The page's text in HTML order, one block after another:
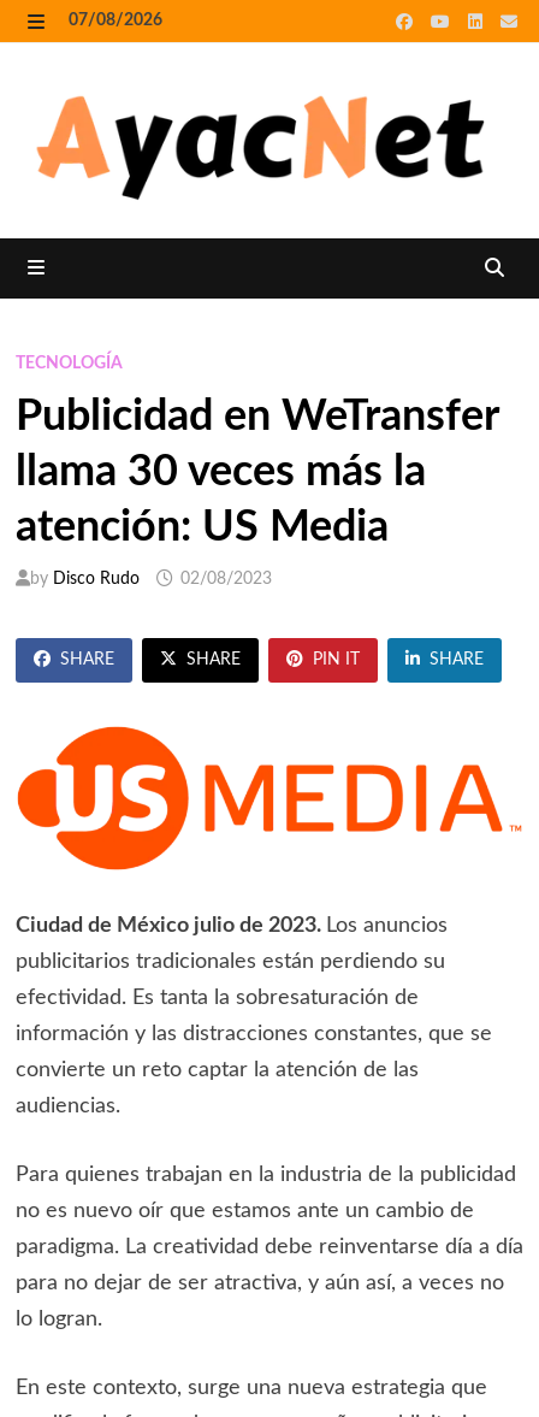
Skip
to
07/08/2026
TECNOLOGÍA
Publicidad en WeTransfer
llama 30 veces más la
atención: US Media
by Disco Rudo 02/08/2023
SHARE SHARE PIN IT SHARE
Ciudad de México julio de 2023. Los anuncios
publicitarios tradicionales están perdiendo su
efectividad. Es tanta la sobresaturación de
información y las distracciones constantes, que se
convierte un reto captar la atención de las
audiencias.
Para quienes trabajan en la industria de la publicidad
no es nuevo oír que estamos ante un cambio de
paradigma. La creatividad debe reinventarse día a día
para no dejar de ser atractiva, y aún así, a veces no
lo logran.
En este contexto, surge una nueva estrategia que